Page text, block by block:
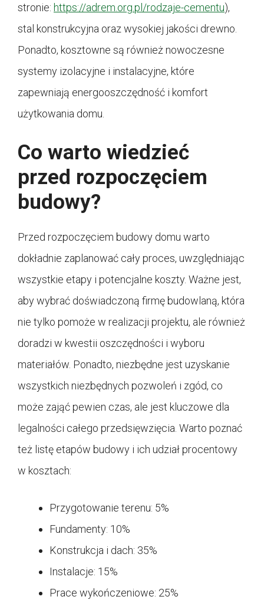
stronie: https://adrem.org.pl/rodzaje-cementu),
stal konstrukcyjna oraz wysokiej jakości drewno.
Ponadto, kosztowne są również nowoczesne
systemy izolacyjne i instalacyjne, które
zapewniają energooszczędność i komfort
użytkowania domu.
Co warto wiedzieć
przed rozpoczęciem
budowy?
Przed rozpoczęciem budowy domu warto
dokładnie zaplanować cały proces, uwzględniając
wszystkie etapy i potencjalne koszty. Ważne jest,
aby wybrać doświadczoną firmę budowlaną, która
nie tylko pomoże w realizacji projektu, ale również
doradzi w kwestii oszczędności i wyboru
materiałów. Ponadto, niezbędne jest uzyskanie
wszystkich niezbędnych pozwoleń i zgód, co
może zająć pewien czas, ale jest kluczowe dla
legalności całego przedsięwzięcia. Warto poznać
też listę etapów budowy i ich udział procentowy
w kosztach:
Przygotowanie terenu: 5%
Fundamenty: 10%
Konstrukcja i dach: 35%
Instalacje: 15%
Prace wykończeniowe: 25%